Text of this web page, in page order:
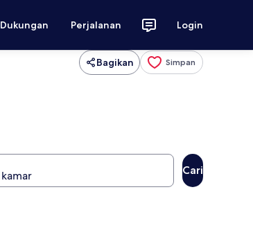
Dukungan Perjalanan Login
Bagikan Simpan
Cari